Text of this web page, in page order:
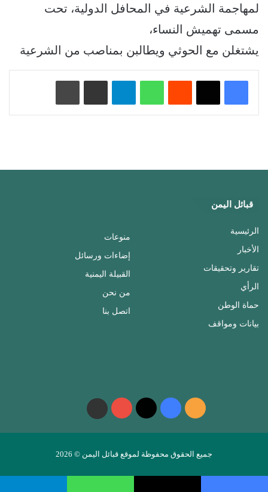
لمهاجمة الشرعية في المحافل الدولية، تحت
مسمى تهميش النساء،
يشتغلن مع الحوثي ويطالبن بمناصب من الشرعية
واتساب تيلقرام
قبائل اليمن
الرئيسية
الأخبار
تقارير وتحقيقات
الرأي
حماة الوطن
بيانات ومواقف
منوعات
إضاءات ورسائل
القبيلة اليمنية
من نحن
اتصل بنا
ملخص
الموقع
RSS
فيسبوك ‫X
‫YouTubeواتساب
جميع الحقوق محفوظة لموقع قبائل اليمن © 2026